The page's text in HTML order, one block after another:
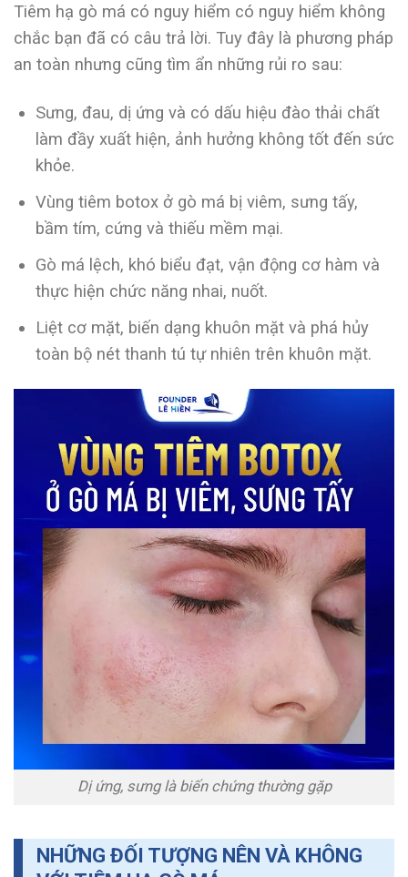
Tiêm hạ gò má có nguy hiểm có nguy hiểm không
chắc bạn đã có câu trả lời. Tuy đây là phương pháp
an toàn nhưng cũng tìm ẩn những rủi ro sau:
Sưng, đau, dị ứng và có dấu hiệu đào thải chất
làm đầy xuất hiện, ảnh hưởng không tốt đến sức
khỏe.
Vùng tiêm botox ở gò má bị viêm, sưng tấy,
bầm tím, cứng và thiếu mềm mại.
Gò má lệch, khó biểu đạt, vận động cơ hàm và
thực hiện chức năng nhai, nuốt.
Liệt cơ mặt, biến dạng khuôn mặt và phá hủy
toàn bộ nét thanh tú tự nhiên trên khuôn mặt.
Dị ứng, sưng là biến chứng thường gặp
NHỮNG ĐỐI TƯỢNG NÊN VÀ KHÔNG